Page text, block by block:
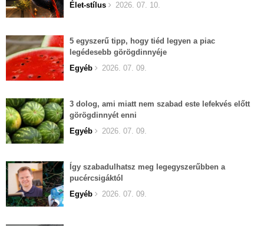
Élet-stílus
2026. 07. 10.
5 egyszerű tipp, hogy tiéd legyen a piac
legédesebb görögdinnyéje
Egyéb
2026. 07. 09.
3 dolog, ami miatt nem szabad este lefekvés előtt
görögdinnyét enni
Egyéb
2026. 07. 09.
Így szabadulhatsz meg legegyszerűbben a
pucércsigáktól
Egyéb
2026. 07. 09.